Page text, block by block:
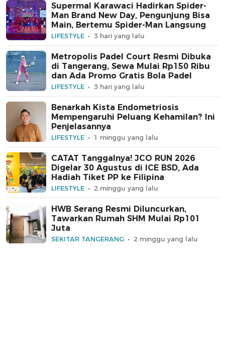
Supermal Karawaci Hadirkan Spider-
Man Brand New Day, Pengunjung Bisa
Main, Bertemu Spider-Man Langsung
LIFESTYLE 3 hari yang lalu
Metropolis Padel Court Resmi Dibuka
di Tangerang, Sewa Mulai Rp150 Ribu
dan Ada Promo Gratis Bola Padel
LIFESTYLE 3 hari yang lalu
Benarkah Kista Endometriosis
Mempengaruhi Peluang Kehamilan? Ini
Penjelasannya
LIFESTYLE 1 minggu yang lalu
CATAT Tanggalnya! JCO RUN 2026
Digelar 30 Agustus di ICE BSD, Ada
Hadiah Tiket PP ke Filipina
LIFESTYLE 2 minggu yang lalu
HWB Serang Resmi Diluncurkan,
Tawarkan Rumah SHM Mulai Rp101
Juta
SEKITAR TANGERANG 2 minggu yang lalu